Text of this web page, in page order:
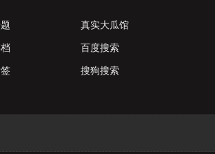
真实大瓜馆
百度搜索
搜狗搜索